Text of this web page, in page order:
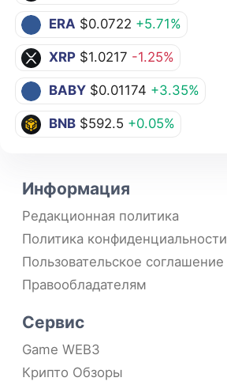
ERA $0.0722 +5.71%
XRP $1.0217 -1.25%
BABY $0.01174 +3.35%
BNB $592.5 +0.05%
Информация
Редакционная политика
Политика конфиденциальности
Пользовательское соглашение
Правообладателям
Сервис
Game WEB3
Крипто Обзоры